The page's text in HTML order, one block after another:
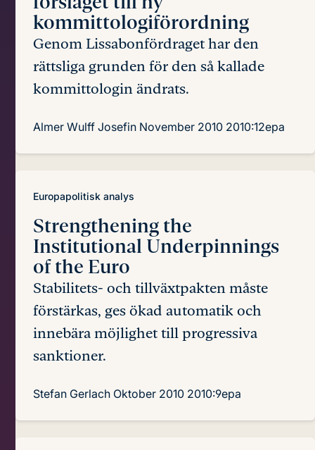
kommittologiförordning
Genom Lissabonfördraget har den
rättsliga grunden för den så kallade
kommittologin ändrats.
Almer Wulff Josefin November 2010 2010:12epa
Europapolitisk analys
Strengthening the
Institutional Underpinnings
of the Euro
Stabilitets- och tillväxtpakten måste
förstärkas, ges ökad automatik och
innebära möjlighet till progressiva
sanktioner.
Stefan Gerlach Oktober 2010 2010:9epa